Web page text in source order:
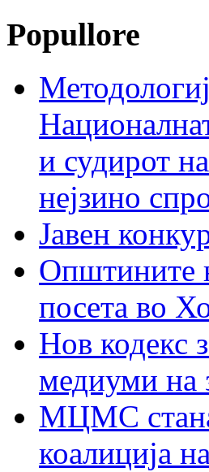
Popullore
и судирот
нејзино
Јавен
Општините
посета во
Нов кодекс
медиуми на
МЦМС стана
коалиција